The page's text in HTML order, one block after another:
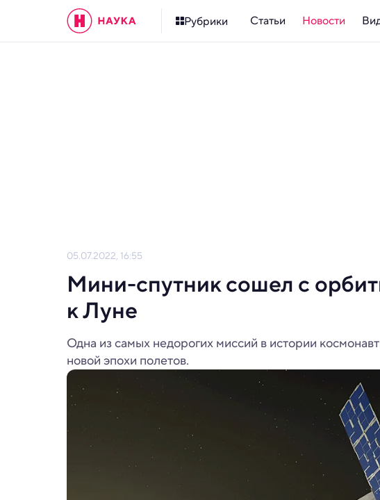
Рубрики Статьи Новости
05.07.2022, 16:55
Мини-спутник сошел с
к Луне
Одна из самых недорогих миссий в истории
новой эпохи полетов.